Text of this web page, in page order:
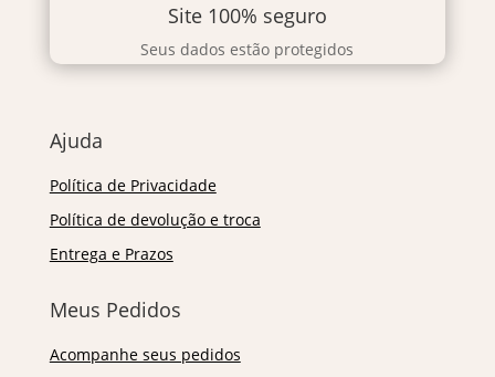
Site 100% seguro
Seus dados estão protegidos
Ajuda
Política de Privacidade
Política de devolução e troca
Entrega e Prazos
Meus Pedidos
Acompanhe seus pedidos